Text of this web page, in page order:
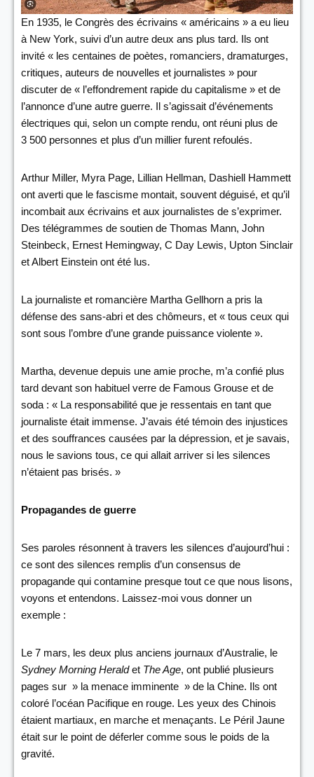
En 1935, le Congrès des écrivains « américains » a eu lieu
à New York, suivi d’un autre deux ans plus tard. Ils ont
invité « les centaines de poètes, romanciers, dramaturges,
critiques, auteurs de nouvelles et journalistes » pour
discuter de « l’effondrement rapide du capitalisme » et de
l’annonce d’une autre guerre. Il s’agissait d’événements
électriques qui, selon un compte rendu, ont réuni plus de
3 500 personnes et plus d’un millier furent refoulés.
Arthur Miller, Myra Page, Lillian Hellman, Dashiell Hammett
ont averti que le fascisme montait, souvent déguisé, et qu’il
incombait aux écrivains et aux journalistes de s’exprimer.
Des télégrammes de soutien de Thomas Mann, John
Steinbeck, Ernest Hemingway, C Day Lewis, Upton Sinclair
et Albert Einstein ont été lus.
La journaliste et romancière Martha Gellhorn a pris la
défense des sans-abri et des chômeurs, et « tous ceux qui
sont sous l’ombre d’une grande puissance violente ».
Martha, devenue depuis une amie proche, m’a confié plus
tard devant son habituel verre de Famous Grouse et de
soda : « La responsabilité que je ressentais en tant que
journaliste était immense. J’avais été témoin des injustices
et des souffrances causées par la dépression, et je savais,
nous le savions tous, ce qui allait arriver si les silences
n’étaient pas brisés. »
Propagandes de guerre
Ses paroles résonnent à travers les silences d’aujourd’hui :
ce sont des silences remplis d’un consensus de
propagande qui contamine presque tout ce que nous lisons,
voyons et entendons. Laissez-moi vous donner un
exemple :
Le 7 mars, les deux plus anciens journaux d’Australie, le
Sydney Morning Heraldet The Age, ont publié plusieurs
pages sur » la menace imminente » de la Chine. Ils ont
coloré l’océan Pacifique en rouge. Les yeux des Chinois
étaient martiaux, en marche et menaçants. Le Péril Jaune
était sur le point de déferler comme sous le poids de la
gravité.